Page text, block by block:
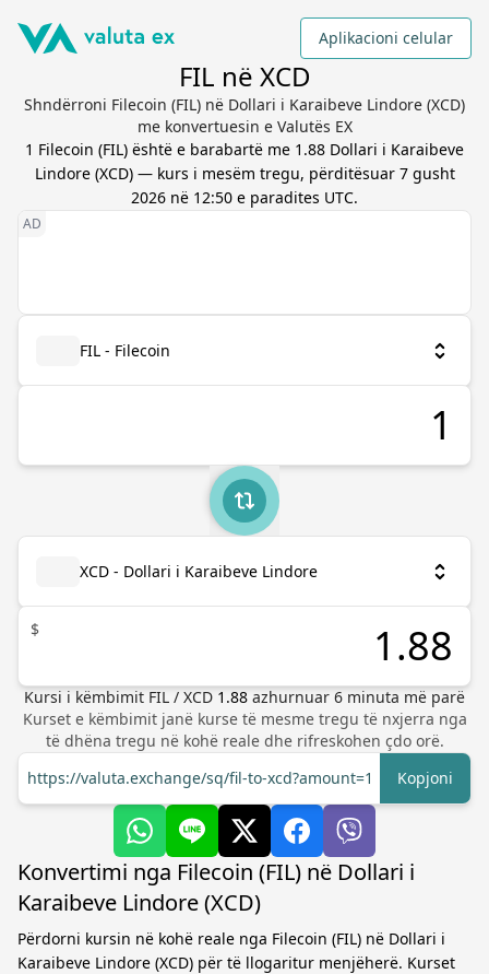
Aplikacioni celular
FIL në XCD
Shndërroni Filecoin (FIL) në Dollari i Karaibeve Lindore (XCD)
me konvertuesin e Valutës EX
1 Filecoin (FIL) është e barabartë me 1.88 Dollari i Karaibeve
Lindore(XCD) — kurs i mesëm tregu, përditësuar 7 gusht
2026 në 12:50 e paradites UTC.
FIL - Filecoin
XCD - Dollari i Karaibeve Lindore
$
Kursi i këmbimit FIL / XCD 1.88 azhurnuar 6 minuta më parë
Kurset e këmbimit janë kurse të mesme tregu të nxjerra nga
të dhëna tregu në kohë reale dhe rifreskohen çdo orë.
https://valuta.exchange/sq/fil-to-xcd?amount=1
Kopjoni
Konvertimi nga Filecoin (FIL) në Dollari i
Karaibeve Lindore (XCD)
Përdorni kursin në kohë reale nga Filecoin (FIL) në Dollari i
Karaibeve Lindore (XCD) për të llogaritur menjëherë. Kurset